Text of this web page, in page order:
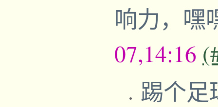
响力，嘿
07,14:16
踢个足